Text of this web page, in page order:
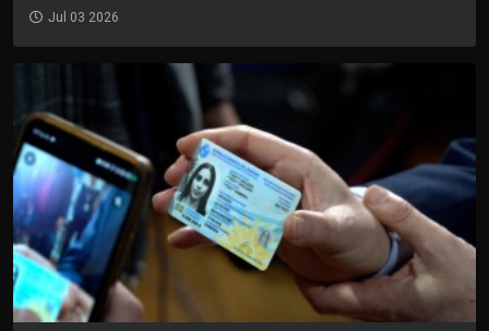
Jul 03 2026